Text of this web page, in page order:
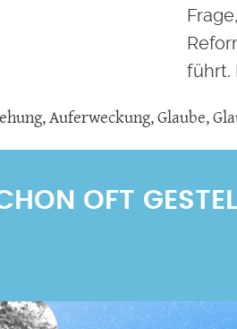
führt.
,Auferweckung,Glaube,
OFT